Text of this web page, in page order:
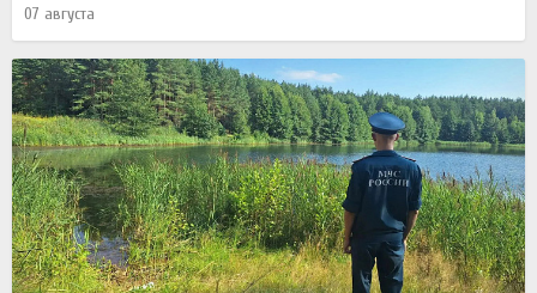
07 августа